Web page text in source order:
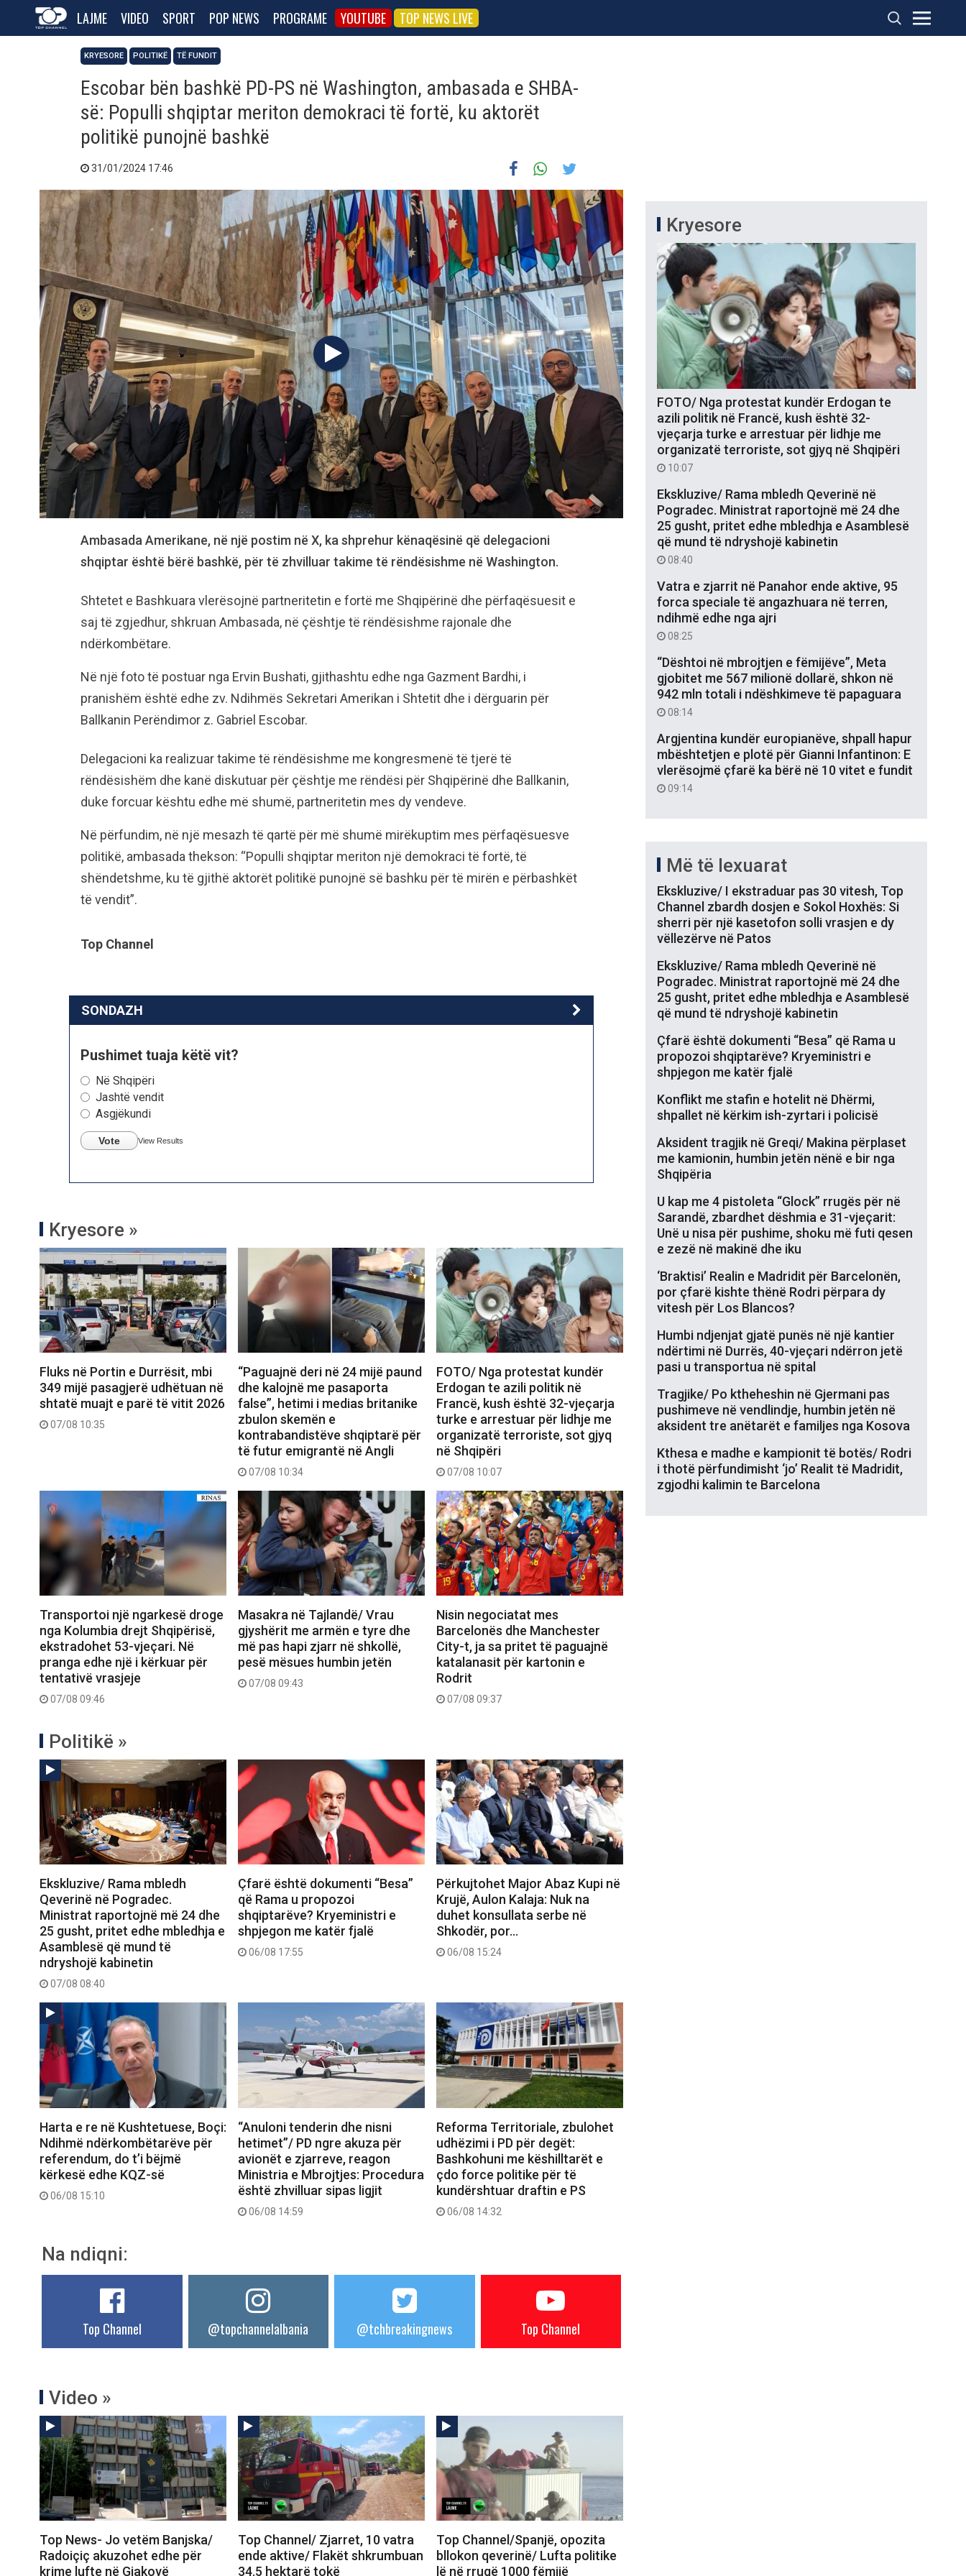
LAJME VIDEO SPORT POP NEWS PROGRAME YOUTUBE TOP NEWS LIVE
KRYESORE POLITIKË TË FUNDIT
Escobar bën bashkë PD-PS në Washington, ambasada e SHBA-
së: Populli shqiptar meriton demokraci të fortë, ku aktorët
politikë punojnë bashkë
31/01/2024 17:46
Ambasada Amerikane, në një postim në X, ka shprehur kënaqësinë që delegacioni
shqiptar është bërë bashkë, për të zhvilluar takime të rëndësishme në Washington.
Shtetet e Bashkuara vlerësojnë partneritetin e fortë me Shqipërinë dhe përfaqësuesit e
saj të zgjedhur, shkruan Ambasada, në çështje të rëndësishme rajonale dhe
ndërkombëtare.
Në një foto të postuar nga Ervin Bushati, gjithashtu edhe nga Gazment Bardhi, i
pranishëm është edhe zv. Ndihmës Sekretari Amerikan i Shtetit dhe i dërguarin për
Ballkanin Perëndimor z. Gabriel Escobar.
Delegacioni ka realizuar takime të rëndësishme me kongresmenë të tjerë të
rëndësishëm dhe kanë diskutuar për çështje me rëndësi për Shqipërinë dhe Ballkanin,
duke forcuar kështu edhe më shumë, partneritetin mes dy vendeve.
Në përfundim, në një mesazh të qartë për më shumë mirëkuptim mes përfaqësuesve
politikë, ambasada thekson: “Populli shqiptar meriton një demokraci të fortë, të
shëndetshme, ku të gjithë aktorët politikë punojnë së bashku për të mirën e përbashkët
të vendit”.
Top Channel
SONDAZH
Pushimet tuaja këtë vit?
Në Shqipëri
Jashtë vendit
Asgjëkundi
Vote View Results
Kryesore »
Fluks në Portin e Durrësit, mbi
349 mijë pasagjerë udhëtuan në
shtatë muajt e parë të vitit 2026
07/08 10:35
“Paguajnë deri në 24 mijë paund
dhe kalojnë me pasaporta
false”, hetimi i medias britanike
zbulon skemën e
kontrabandistëve shqiptarë për
të futur emigrantë në Angli
07/08 10:34
FOTO/ Nga protestat kundër
Erdogan te azili politik në
Francë, kush është 32-vjeçarja
turke e arrestuar për lidhje me
organizatë terroriste, sot gjyq
në Shqipëri
07/08 10:07
Transportoi një ngarkesë droge
nga Kolumbia drejt Shqipërisë,
ekstradohet 53-vjeçari. Në
pranga edhe një i kërkuar për
tentativë vrasjeje
07/08 09:46
Masakra në Tajlandë/ Vrau
gjyshërit me armën e tyre dhe
më pas hapi zjarr në shkollë,
pesë mësues humbin jetën
07/08 09:43
Nisin negociatat mes
Barcelonës dhe Manchester
City-t, ja sa pritet të paguajnë
katalanasit për kartonin e
Rodrit
07/08 09:37
Politikë »
Ekskluzive/ Rama mbledh
Qeverinë në Pogradec.
Ministrat raportojnë më 24 dhe
25 gusht, pritet edhe mbledhja e
Asamblesë që mund të
ndryshojë kabinetin
07/08 08:40
Çfarë është dokumenti “Besa”
që Rama u propozoi
shqiptarëve? Kryeministri e
shpjegon me katër fjalë
06/08 17:55
Përkujtohet Major Abaz Kupi në
Krujë, Aulon Kalaja: Nuk na
duhet konsullata serbe në
Shkodër, por…
06/08 15:24
Harta e re në Kushtetuese, Boçi:
Ndihmë ndërkombëtarëve për
referendum, do t’i bëjmë
kërkesë edhe KQZ-së
06/08 15:10
“Anuloni tenderin dhe nisni
hetimet”/ PD ngre akuza për
avionët e zjarreve, reagon
Ministria e Mbrojtjes: Procedura
është zhvilluar sipas ligjit
06/08 14:59
Reforma Territoriale, zbulohet
udhëzimi i PD për degët:
Bashkohuni me këshilltarët e
çdo force politike për të
kundërshtuar draftin e PS
06/08 14:32
Na ndiqni:
Top Channel @topchannelalbania @tchbreakingnews Top Channel
Video »
Top News- Jo vetëm Banjska/
Radoiçiç akuzohet edhe për
krime lufte në Gjakovë
Top Channel/ Zjarret, 10 vatra
ende aktive/ Flakët shkrumbuan
34.5 hektarë tokë
Top Channel/Spanjë, opozita
bllokon qeverinë/ Lufta politike
lë në rrugë 1000 fëmijë
Kryesore
FOTO/ Nga protestat kundër Erdogan te
azili politik në Francë, kush është 32-
vjeçarja turke e arrestuar për lidhje me
organizatë terroriste, sot gjyq në Shqipëri
10:07
Ekskluzive/ Rama mbledh Qeverinë në
Pogradec. Ministrat raportojnë më 24 dhe
25 gusht, pritet edhe mbledhja e Asamblesë
që mund të ndryshojë kabinetin
08:40
Vatra e zjarrit në Panahor ende aktive, 95
forca speciale të angazhuara në terren,
ndihmë edhe nga ajri
08:25
“Dështoi në mbrojtjen e fëmijëve”, Meta
gjobitet me 567 milionë dollarë, shkon në
942 mln totali i ndëshkimeve të papaguara
08:14
Argjentina kundër europianëve, shpall hapur
mbështetjen e plotë për Gianni Infantinon: E
vlerësojmë çfarë ka bërë në 10 vitet e fundit
09:14
Më të lexuarat
Ekskluzive/ I ekstraduar pas 30 vitesh, Top
Channel zbardh dosjen e Sokol Hoxhës: Si
sherri për një kasetofon solli vrasjen e dy
vëllezërve në Patos
Ekskluzive/ Rama mbledh Qeverinë në
Pogradec. Ministrat raportojnë më 24 dhe
25 gusht, pritet edhe mbledhja e Asamblesë
që mund të ndryshojë kabinetin
Çfarë është dokumenti “Besa” që Rama u
propozoi shqiptarëve? Kryeministri e
shpjegon me katër fjalë
Konflikt me stafin e hotelit në Dhërmi,
shpallet në kërkim ish-zyrtari i policisë
Aksident tragjik në Greqi/ Makina përplaset
me kamionin, humbin jetën nënë e bir nga
Shqipëria
U kap me 4 pistoleta “Glock” rrugës për në
Sarandë, zbardhet dëshmia e 31-vjeçarit:
Unë u nisa për pushime, shoku më futi qesen
e zezë në makinë dhe iku
‘Braktisi’ Realin e Madridit për Barcelonën,
por çfarë kishte thënë Rodri përpara dy
vitesh për Los Blancos?
Humbi ndjenjat gjatë punës në një kantier
ndërtimi në Durrës, 40-vjeçari ndërron jetë
pasi u transportua në spital
Tragjike/ Po ktheheshin në Gjermani pas
pushimeve në vendlindje, humbin jetën në
aksident tre anëtarët e familjes nga Kosova
Kthesa e madhe e kampionit të botës/ Rodri
i thotë përfundimisht ‘jo’ Realit të Madridit,
zgjodhi kalimin te Barcelona